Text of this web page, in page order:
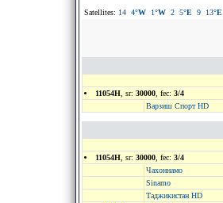
Satellites: 14 4°W 1°W 2 5°E 9 13°E
11054H , sr: 30000 , fec: 3/4
Варзиш Спорт HD
11054H , sr: 30000 , fec: 3/4
Чахоннамо
Sinamo
Таджикистан HD